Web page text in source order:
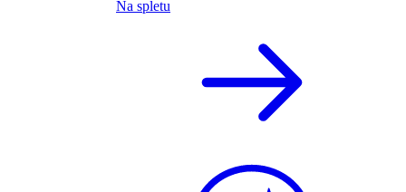
Na spletu